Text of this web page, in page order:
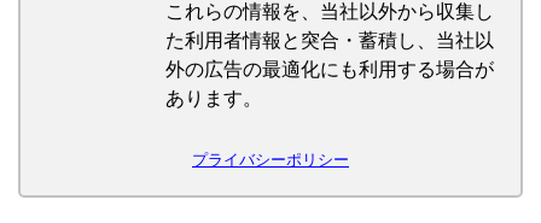
これらの情報を、当社以外から収集し
た利用者情報と突合・蓄積し、当社以
外の広告の最適化にも利用する場合が
あります。
プライバシーポリシー